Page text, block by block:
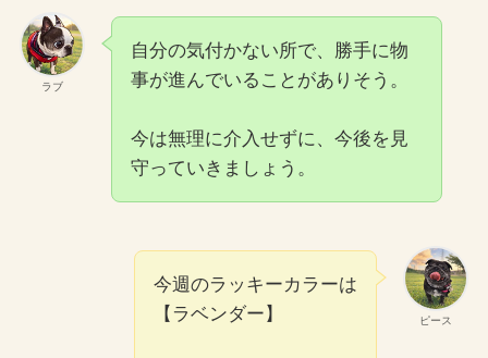
ラブ
自分の気付かない所で、勝手に物
事が進んでいることがありそう。
今は無理に介入せずに、今後を見
守っていきましょう。
ピース
今週のラッキーカラーは
【ラベンダー】